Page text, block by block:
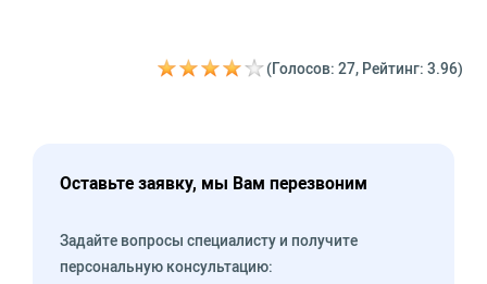
(Голосов: 27, Рейтинг: 3.96)
Оставьте заявку, мы Вам перезвоним
Задайте вопросы специалисту и получите
персональную консультацию: